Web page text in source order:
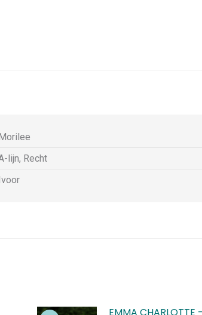
Morilee
lijn, Recht
Ivoor